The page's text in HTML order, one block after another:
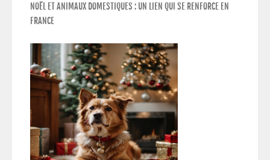
NOËL ET ANIMAUX DOMESTIQUES : UN LIEN QUI SE RENFORCE EN
FRANCE